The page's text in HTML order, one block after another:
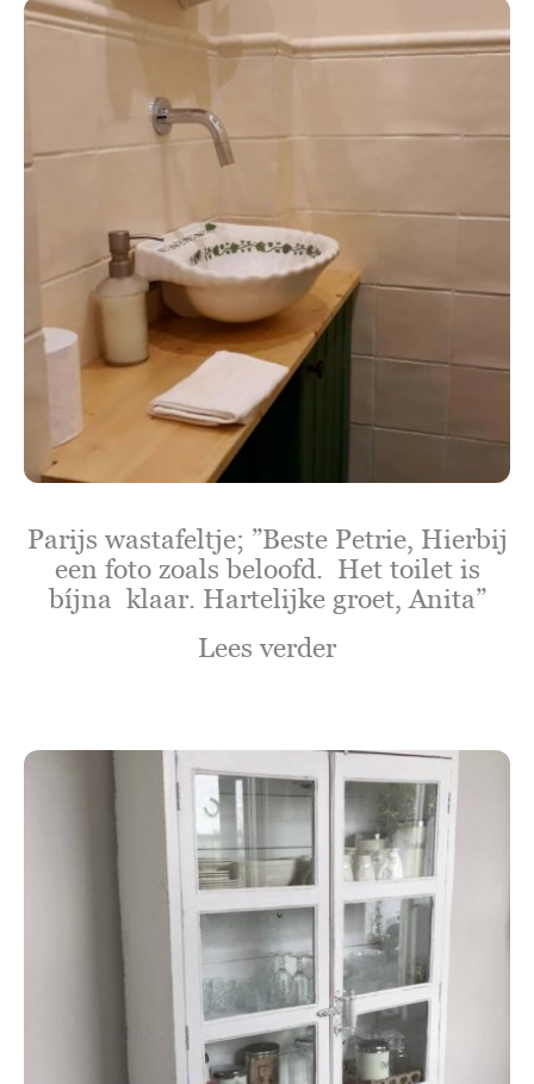
Parijs wastafeltje; ”Beste Petrie, Hierbij
een foto zoals beloofd. Het toilet is
bíjna klaar. Hartelijke groet, Anita”
Lees verder